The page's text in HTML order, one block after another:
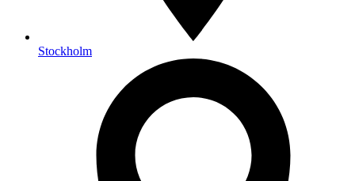
Stockholm